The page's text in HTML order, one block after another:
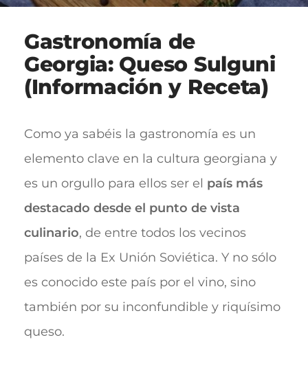
Gastronomía de
Georgia: Queso Sulguni
(Información y Receta)
Como ya sabéis la gastronomía es un
elemento clave en la cultura georgiana y
es un orgullo para ellos ser el país más
destacado desde el punto de vista
culinario, de entre todos los vecinos
países de la Ex Unión Soviética. Y no sólo
es conocido este país por el vino, sino
también por su inconfundible y riquísimo
queso.